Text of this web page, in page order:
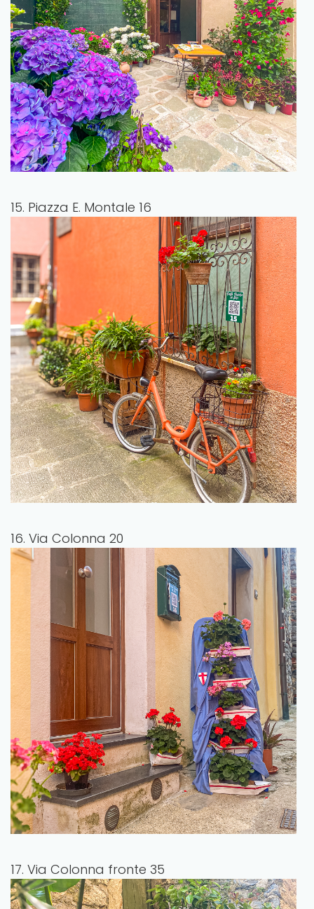
15. Piazza E. Montale 16
16. Via Colonna 20
17. Via Colonna fronte 35